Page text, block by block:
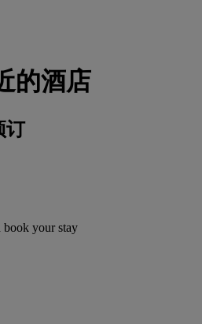
的酒店
订
book your stay